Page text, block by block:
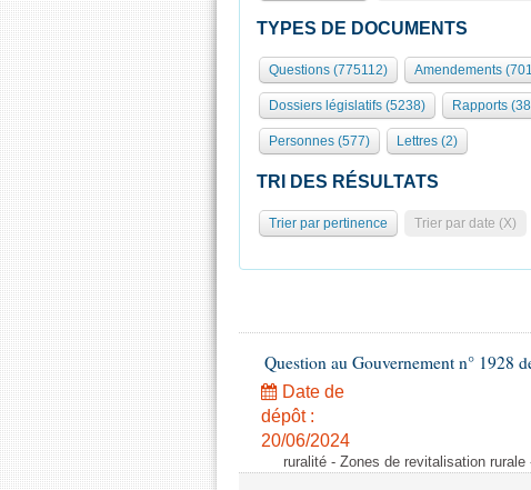
TYPES DE DOCUMENTS
Questions (775112) Amendements
Dossiers législatifs (5238) Rapports
Personnes (577) Lettres (2)
TRI DES RÉSULTATS
Trier par pertinence Trier par date (X)
Question au Gouvernement n° 1928
Date de
dépôt :
20/06/2024
ruralité - Zones de revitalisation